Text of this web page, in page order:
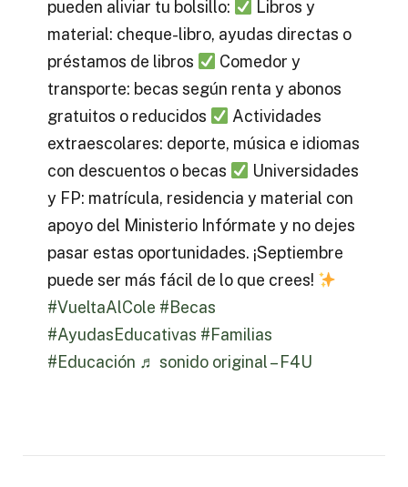
pueden aliviar tu bolsillo:
Libros y
material: cheque-libro, ayudas directas o
préstamos de libros
Comedor y
transporte: becas según renta y abonos
gratuitos o reducidos
Actividades
extraescolares: deporte, música e idiomas
con descuentos o becas
Universidades
y FP: matrícula, residencia y material con
apoyo del Ministerio Infórmate y no dejes
pasar estas oportunidades. ¡Septiembre
puede ser más fácil de lo que crees!
#VueltaAlCole #Becas
#AyudasEducativas #Familias
#Educación ♬ sonido original – F4U